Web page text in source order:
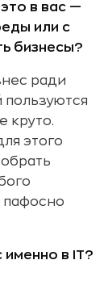
в вас —
или с
бизнесы?
ради
пользуются
круто.
этого
пафосно
именно в IT?